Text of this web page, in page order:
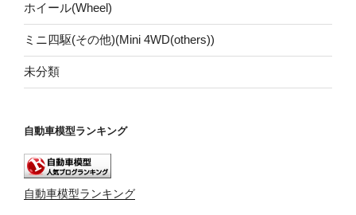
ホイール(Wheel)
ミニ四駆(その他)(Mini 4WD(others))
未分類
自動車模型ランキング
自動車模型ランキング